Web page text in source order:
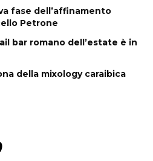
fase dell’affinamento
Petrone
bar romano dell’estate è in
della mixology caraibica